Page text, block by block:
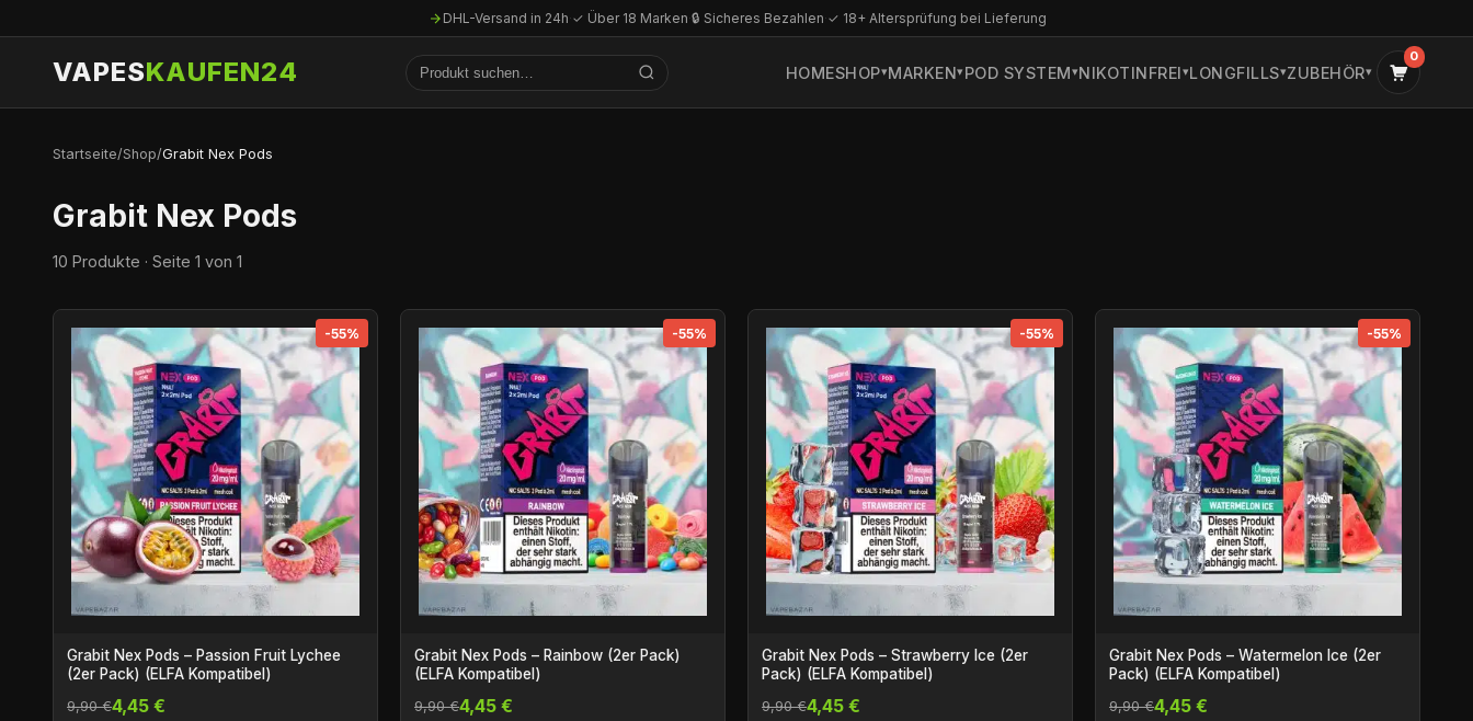
DHL-Versand in 24h·✓ Über 18 Marken·🔒 Sicheres Bezahlen·✓ 18+ Altersprüfung bei Lieferung
VAPESKAUFEN24 HOMESHOP MARKEN POD SYSTEM NIKOTINFREI LONGFILLS ZUBEHÖR
0
Startseite/Shop/Grabit Nex Pods
Grabit Nex Pods
10 Produkte · Seite 1 von 1
-55%
Grabit Nex Pods – Passion Fruit Lychee
(2er Pack) (ELFA Kompatibel)
9,90 €4,45 €
-55%
Grabit Nex Pods – Rainbow (2er Pack)
(ELFA Kompatibel)
9,90 €4,45 €
-55%
Grabit Nex Pods – Strawberry Ice (2er
Pack) (ELFA Kompatibel)
9,90 €4,45 €
-55%
Grabit Nex Pods – Watermelon Ice (2er
Pack) (ELFA Kompatibel)
9,90 €4,45 €